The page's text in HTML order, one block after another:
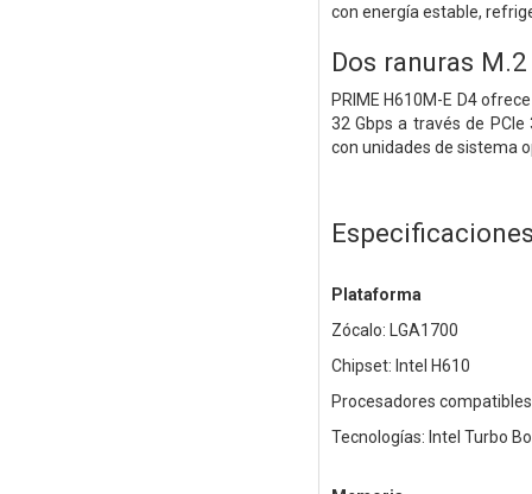
con energía estable,
Dos ranuras
PRIME H610M-E D4
32 Gbps a través de
con unidades de sistema
Plataforma
Zócalo: LGA1700
Chipset: Intel H610
Procesadores
Tecnologías: Intel Turbo